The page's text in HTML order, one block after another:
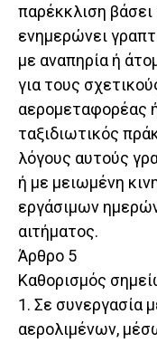
παρέκκλιση
ενημερώνει
με αναπηρία ή
για τους
αερομεταφορέας
ταξιδιωτικός
λόγους αυτούς
ή με μειωμένη
εργάσιμων
αιτήματος.
Άρθρο 5
Καθορισμός
1. Σε συνεργασία
αερολιμένων,